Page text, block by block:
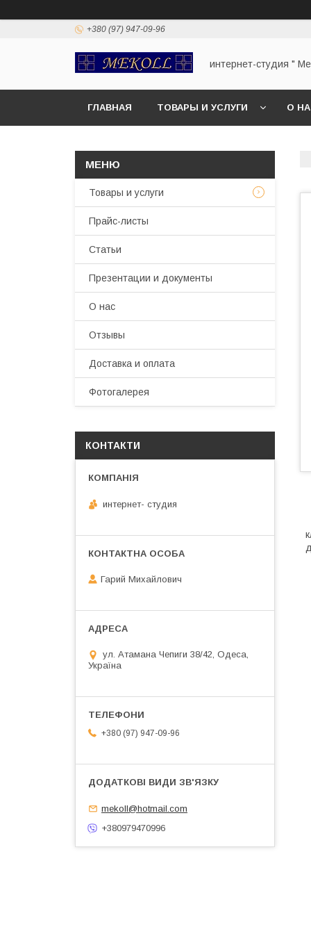
+380 (97) 947-09-96
интернет-студия "
ГЛАВНАЯ ТОВАРЫ И УСЛУГИ О
Товары и услуги
Прайс-листы
Статьи
Презентации и документы
О нас
Отзывы
Доставка и оплата
Фотогалерея
КОНТАКТИ
интернет- студия
Гарий Михайлович
ул. Атамана Чепиги 38/42, Одеса,
Україна
+380 (97) 947-09-96
mekoll@hotmail.com
+380979470996